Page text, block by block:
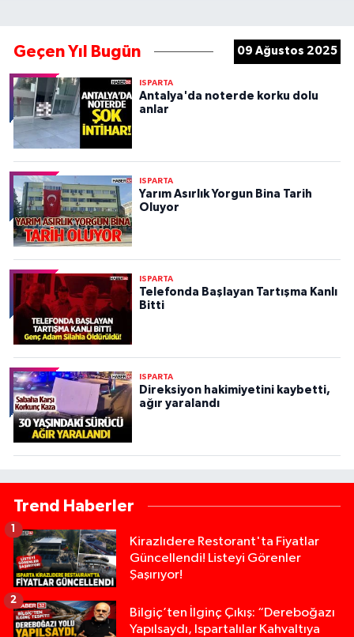
Geçen Yıl Bugün 09 Ağustos 2025
ISPARTA
Antalya'da noterde korku dolu
anlar
ISPARTA
Yarım Asırlık Yorgun Bina Tarih
Oluyor
ISPARTA
Telefonda Başlayan Tartışma Kanlı
Bitti
ISPARTA
Direksiyon hakimiyetini kaybetti,
ağır yaralandı
Trend Haberler
Kirazlıdere Restorant'ta Fiyatlar
Güncellendi! Listeyi Görenler
Şaşırıyor!
1
Bilgiç’ten İlginç Çıkış: “Dereboğazı
Yapılsaydı, Ispartalılar Kahvaltıya
2